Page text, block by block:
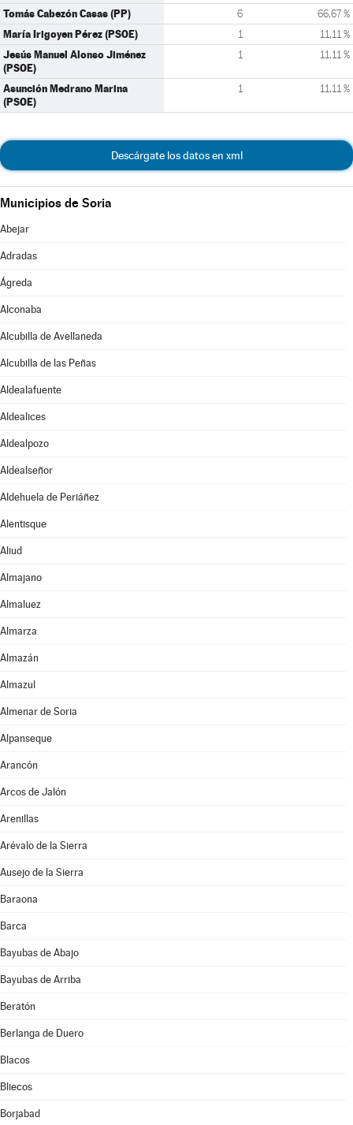
Tomás Cabezón Casas (PP) 6 66,67 %
María Irigoyen Pérez (PSOE) 1 11,11 %
Jesús Manuel Alonso Jiménez
(PSOE)
1 11,11 %
Asunción Medrano Marina
(PSOE)
1 11,11 %
Descárgate los datos en xml
Municipios de Soria
Abejar
Adradas
Ágreda
Alconaba
Alcubilla de Avellaneda
Alcubilla de las Peñas
Aldealafuente
Aldealices
Aldealpozo
Aldealseñor
Aldehuela de Periáñez
Alentisque
Aliud
Almajano
Almaluez
Almarza
Almazán
Almazul
Almenar de Soria
Alpanseque
Arancón
Arcos de Jalón
Arenillas
Arévalo de la Sierra
Ausejo de la Sierra
Baraona
Barca
Bayubas de Abajo
Bayubas de Arriba
Beratón
Berlanga de Duero
Blacos
Bliecos
Borjabad